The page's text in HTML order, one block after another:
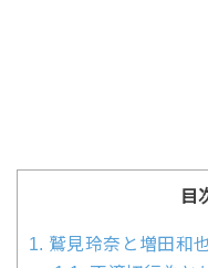
目
1. 鷲見玲奈と増田和